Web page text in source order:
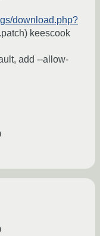
download.php?
keescook
add --allow-